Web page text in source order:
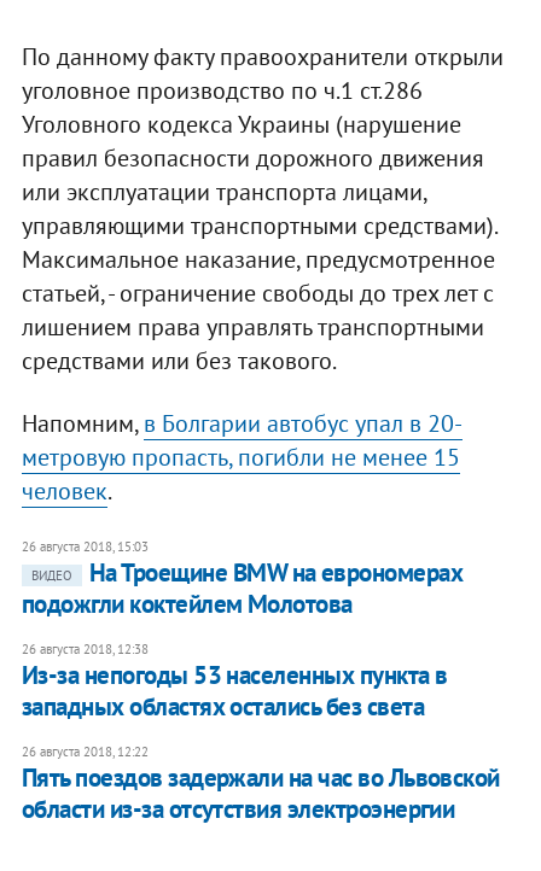
По данному факту правоохранители открыли
уголовное производство по ч.1 ст.286
Уголовного кодекса Украины (нарушение
правил безопасности дорожного движения
или эксплуатации транспорта лицами,
управляющими транспортными средствами).
Максимальное наказание, предусмотренное
статьей, - ограничение свободы до трех лет с
лишением права управлять транспортными
средствами или без такового.
Напомним,в Болгарии автобус упал в 20-
метровую пропасть, погибли не менее 15
человек.
26 августа 2018, 15:03
ВИДЕО
На Троещине BMW на еврономерах
подожгли коктейлем Молотова
26 августа 2018, 12:38
Из-за непогоды 53 населенных пункта в
западных областях остались без света
26 августа 2018, 12:22
Пять поездов задержали на час во Львовской
области из-за отсутствия электроэнергии